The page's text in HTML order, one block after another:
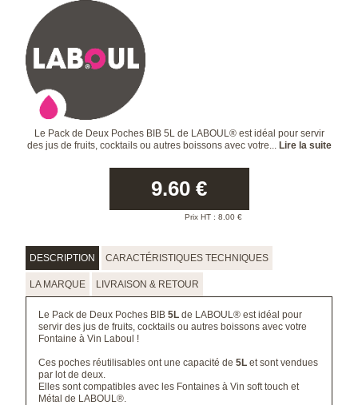
Le Pack de Deux Poches BIB 5L de LABOUL® est idéal pour servir
des jus de fruits, cocktails ou autres boissons avec votre... Lire la suite
9.60 €
Prix HT : 8.00 €
DESCRIPTION CARACTÉRISTIQUES TECHNIQUES
LA MARQUE LIVRAISON & RETOUR
Le Pack de Deux Poches BIB5L de LABOUL® est idéal pour
servir des jus de fruits, cocktails ou autres boissons avec votre
Fontaine à Vin Laboul !
Ces poches réutilisables ont une capacité de5L et sont vendues
par lot de deux.
Elles sont compatibles avec les Fontaines à Vin soft touch et
Métal de LABOUL®.